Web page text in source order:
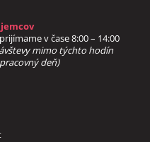
v čase 8:00 – 14:00
mimo týchto hodín
deň)